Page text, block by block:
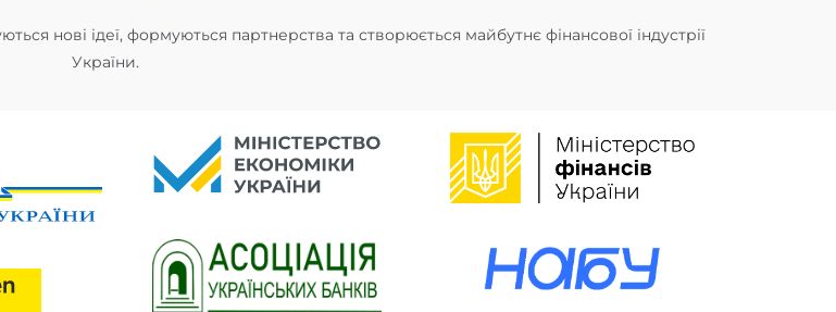
нові ідеї, формуються партнерства та створюється майбутнє фінансової індустрії
України.